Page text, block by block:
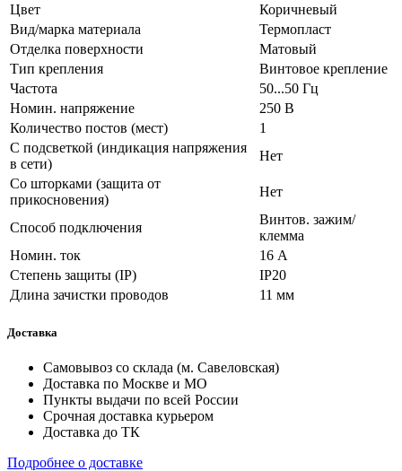
Цвет
Коричневый
Вид/марка материала
Термопласт
Отделка поверхности
Матовый
Тип крепления
Винтовое крепление
Частота
50...50 Гц
Номин. напряжение
250 В
Количество постов (мест)
1
С подсветкой (индикация напряжения
в сети)
Нет
Со шторками (защита от
прикосновения)
Нет
Способ подключения
Винтов. зажим/
клемма
Номин. ток
16 А
Степень защиты (IP)
IP20
Длина зачистки проводов
11 мм
Доставка
Самовывоз со склада (м. Савеловская)
Доставка по Москве и МО
Пункты выдачи по всей России
Срочная доставка курьером
Доставка до ТК
Подробнее о доставке